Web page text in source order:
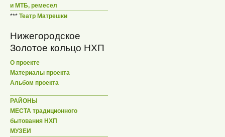
и МТБ, ремесел
*** Театр Матрешки
Нижегородское
Золотое кольцо НХП
О проекте
Материалы проекта
Альбом проекта
РАЙОНЫ
МЕСТА традиционного
бытования НХП
МУЗЕИ